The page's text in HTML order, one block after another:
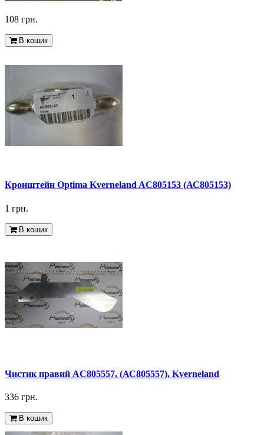
108 грн.
В кошик
Кронштейн Optima Kverneland AC805153 (АС805153)
1 грн.
В кошик
Чистик правий AC805557, (АС805557), Kverneland
336 грн.
В кошик